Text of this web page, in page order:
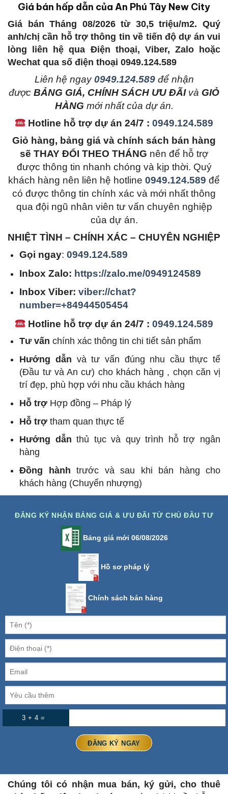
Giá bán hấp dẫn của An Phú Tây New City
Giá bán Tháng 08/2026 từ 30,5 triệu/m2. Quý
anh/chị cần hỗ trợ thông tin về tiến độ dự án vui
lòng liên hệ qua Điện thoại, Viber, Zalo hoặc
Wechat qua số điện thoại 0949.124.589
Liên hệ ngay 0949.124.589để nhận
được BẢNG GIÁ, CHÍNH SÁCH ƯU ĐÃIvà GIỎ
HÀNG mới nhất của dự án.
Hotline hỗ trợ dự án 24/7 :0949.124.589
Giỏ hàng, bảng giá và chính sách bán hàng
sẽ THAY ĐỔI THEO THÁNG nên để hỗ trợ
được thông tin nhanh chóng và kịp thời. Quý
khách hàng nên liên hệ hotline 0949.124.589 để
có được thông tin chính xác và mới nhất thông
qua đội ngũ nhân viên tư vấn chuyên nghiệp
của dự án.
NHIỆT TÌNH – CHÍNH XÁC – CHUYÊN NGHIỆP
Gọi ngay:0949.124.589
Inbox Zalo: https://zalo.me/0949124589
Inbox Viber:viber://chat?
number=+84944505454
Hotline hỗ trợ dự án 24/7 :0949.124.589
Tư vấn chính xác thông tin chi tiết sản phẩm
Hướng dẫn và tư vấn đúng nhu cầu thực tế
(Đầu tư và An cư) cho khách hàng , chọn căn vị
trí đẹp, phù hợp với nhu cầu khách hàng
Hỗ trợ Hợp đồng – Pháp lý
Hỗ trợtham quan thực tế
Hướng dẫn thủ tục và quy trình hỗ trợ ngân
hàng
Đồng hành trước và sau khi bán hàng cho
khách hàng (Chuyển nhượng)
ĐĂNG KÝ NHẬN BẢNG GIÁ & ƯU ĐÃI TỪ CHỦ ĐẦU TƯ
Bảng giá mới 06/08/2026
Hồ sơ pháp lý
Chính sách bán hàng
3 + 4 =
Chúng tôi có nhận mua bán, ký gửi, cho thuê